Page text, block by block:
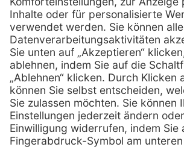
Telefon:0800 - 633 43 66
E-Mail: info @
Services
Serviceversprechen
Sprechstundenbedarf
Retoure anmelden
Hilfe
FAQs
Lob